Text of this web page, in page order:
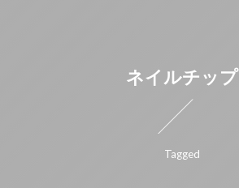
ネイルチップ
Tagged